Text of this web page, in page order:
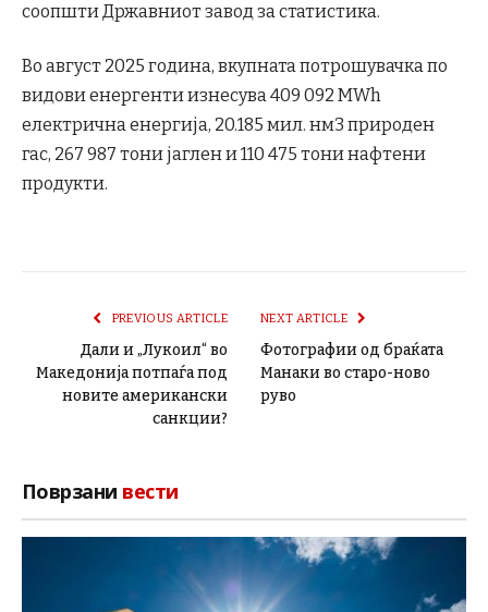
соопшти Државниот завод за статистика.
Во август 2025 година, вкупната потрошувачка по
видови енергенти изнесува 409 092 МWh
електрична енергија, 20.185 мил. нм3 природен
гас, 267 987 тони јаглен и 110 475 тони нафтени
продукти.
PREVIOUS ARTICLE
Дали и „Лукоил“ во
Македонија потпаѓа под
новите американски
санкции?
NEXT ARTICLE
Фотографии од браќата
Манаки во старо-ново
руво
Поврзани вести